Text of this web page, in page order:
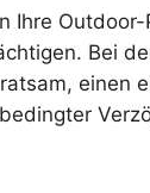
Ihre
Bei
einen